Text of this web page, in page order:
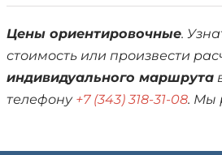
Цены ориентировочные.
стоимость или произвести
индивидуального маршрута
телефону +7 (343) 318-31-08. Мы